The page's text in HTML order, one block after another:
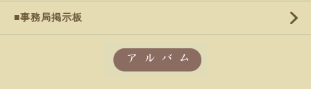
■事務局掲示板